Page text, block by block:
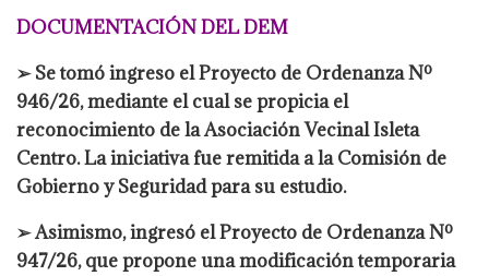
DOCUMENTACIÓN DEL DEM
➢ Se tomó ingreso el Proyecto de Ordenanza Nº
946/26, mediante el cual se propicia el
reconocimiento de la Asociación Vecinal Isleta
Centro. La iniciativa fue remitida a la Comisión de
Gobierno y Seguridad para su estudio.
➢ Asimismo, ingresó el Proyecto de Ordenanza Nº
947/26, que propone una modificación temporaria